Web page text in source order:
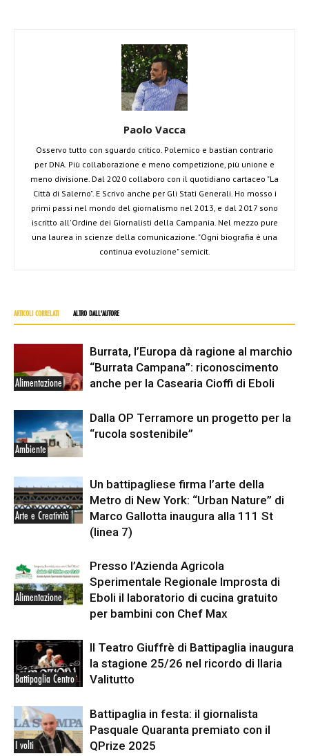
Paolo Vacca
Osservo tutto con sguardo critico. Polemico e bastian contrario
per DNA. Più collaborazione e meno competizione, più unione e
meno divisione. Dal 2020 collaboro con il quotidiano cartaceo "La
Città di Salerno". E Scrivo anche per Gli Stati Generali. Ho mosso i
primi passi nel mondo del giornalismo nel 2013, e dal 2017 sono
iscritto all'Ordine dei Giornalisti della Campania. Nel mezzo pure
una laurea in scienze della comunicazione. "Ogni biografia è una
continua evoluzione" semicit.
ARTICOLI CORRELATI ALTRO DALL'AUTORE
Alimentazione
Burrata, l’Europa dà ragione al marchio
“Burrata Campana”: riconoscimento
anche per la Casearia Cioffi di Eboli
Ambiente
Dalla OP Terramore un progetto per la
“rucola sostenibile”
Arte e Creatività
Un battipagliese firma l’arte della
Metro di New York: “Urban Nature” di
Marco Gallotta inaugura alla 111 St
(linea 7)
Alimentazione
Presso l’Azienda Agricola
Sperimentale Regionale Improsta di
Eboli il laboratorio di cucina gratuito
per bambini con Chef Max
Battipaglia Centro
Il Teatro Giuffrè di Battipaglia inaugura
la stagione 25/26 nel ricordo di Ilaria
Valitutto
I volti
Battipaglia in festa: il giornalista
Pasquale Quaranta premiato con il
QPrize 2025